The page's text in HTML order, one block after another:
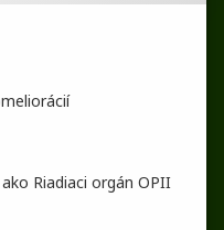
Riadiaci orgán OPII